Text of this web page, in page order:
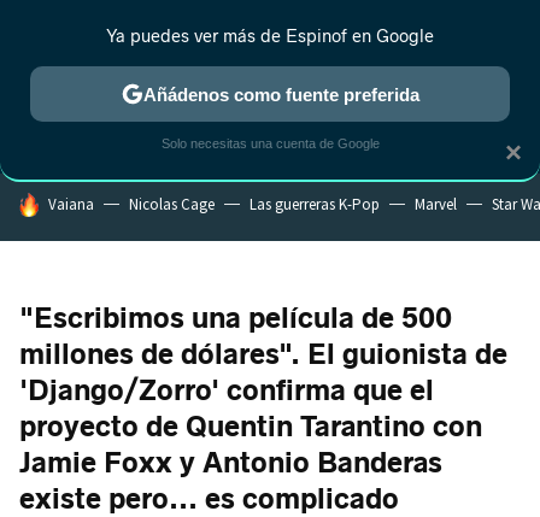
ESTRENOS REALITY ANIME RANKINGS CINE
HOY SE HABLA DE
Vaiana Nicolas Cage Las guerreras K-Pop Marvel Star
"Escribimos una película de 500
millones de dólares". El guionista de
'Django/Zorro' confirma que el
proyecto de Quentin Tarantino con
Jamie Foxx y Antonio Banderas
existe pero... es complicado
×
Ya puedes ver más de Espinof en Google
Añádenos como fuente preferida
Solo necesitas una cuenta de Google